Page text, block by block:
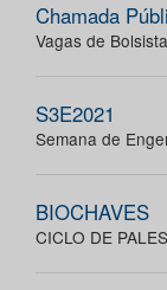
Chamada
Vagas de
S3E2021
Semana de
BIOCHAVES
CICLO DE